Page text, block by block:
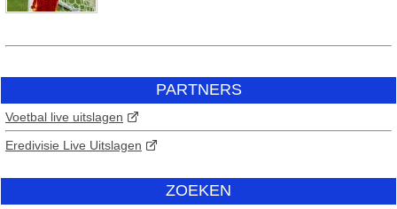
PARTNERS
Voetbal live uitslagen
Eredivisie Live Uitslagen
ZOEKEN